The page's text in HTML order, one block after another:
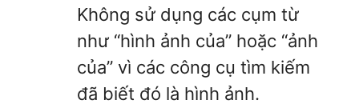
Không sử dụng các cụm từ
như “hình ảnh của” hoặc “ảnh
của” vì các công cụ tìm kiếm
đã biết đó là hình ảnh.